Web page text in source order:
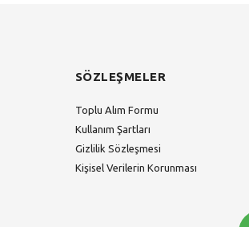
SÖZLEŞMELER
Toplu Alım Formu
Kullanım Şartları
Gizlilik Sözleşmesi
Kişisel Verilerin Korunması